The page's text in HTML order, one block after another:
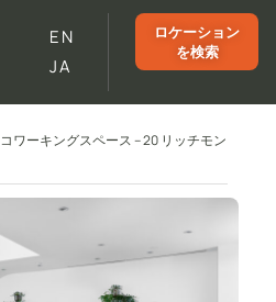
EN
JA
ロケーション
を検索
コワーキングスペース – 20 リッチモン